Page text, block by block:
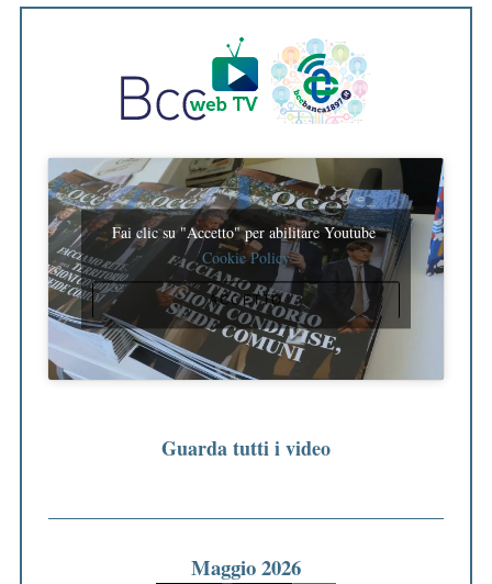
Fai clic su "Accetto" per abilitare Youtube
Cookie Policy
ACCETTO
Guarda tutti i video
Maggio 2026